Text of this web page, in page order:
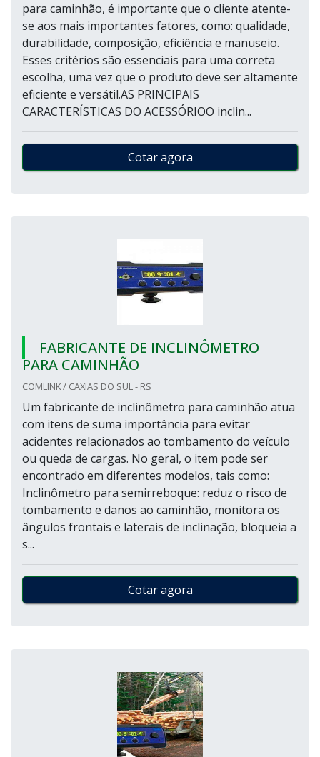
para caminhão, é importante que o cliente atente-
se aos mais importantes fatores, como: qualidade,
durabilidade, composição, eficiência e manuseio.
Esses critérios são essenciais para uma correta
escolha, uma vez que o produto deve ser altamente
eficiente e versátil.AS PRINCIPAIS
CARACTERÍSTICAS DO ACESSÓRIOO inclin...
Cotar agora
FABRICANTE DE INCLINÔMETRO
PARA CAMINHÃO
COMLINK / CAXIAS DO SUL - RS
Um fabricante de inclinômetro para caminhão atua
com itens de suma importância para evitar
acidentes relacionados ao tombamento do veículo
ou queda de cargas. No geral, o item pode ser
encontrado em diferentes modelos, tais como:
Inclinômetro para semirreboque: reduz o risco de
tombamento e danos ao caminhão, monitora os
ângulos frontais e laterais de inclinação, bloqueia a
s...
Cotar agora